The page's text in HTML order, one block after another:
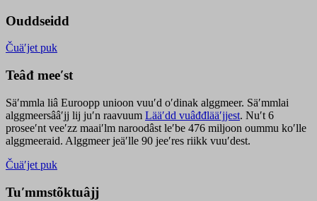
Ouddseidd
Čuäʹjet puk
Teâđ meeʹst
Säʹmmla liâ Euroopp unioon vuuʹd oʹdinak alggmeer. Säʹmmlai
alggmeersââʹjj lij juʹn raavuum Lääʹdd vuâđđlääʹjjest. Nuʹt 6
proseeʹnt veeʹzz maaiʹlm naroodâst leʹbe 476 miljoon oummu koʹlle
alggmeeraid. Alggmeer jeäʹlle 90 jeeʹres riikk vuuʹdest.
Čuäʹjet puk
Tuʹmmstõktuâjj